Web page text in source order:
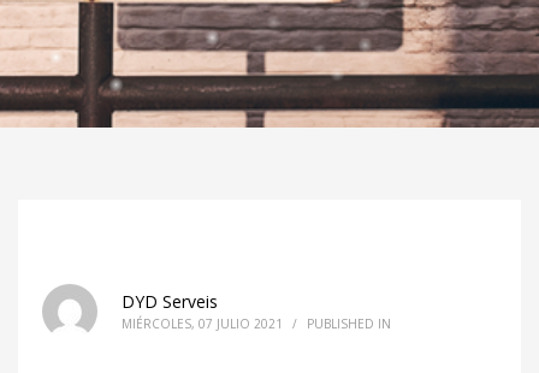
DYD Serveis
MIÉRCOLES, 07 JULIO 2021 / PUBLISHED IN